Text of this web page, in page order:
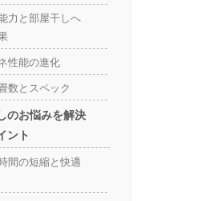
力と部屋干しへ
性能の進化
数とスペック
のお悩みを解決
ント
間の短縮と快適